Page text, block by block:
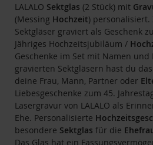
LALALO Sektglas (2 Stück) mit
(Messing Hochzeit) personalisiert.
Sektgläser graviert als Geschenk
Jähriges Hochzeitsjubiläum /
Geschenke im Set mit Namen
gravierten Sektgläsern hast du
deine Frau, Mann, Partner oder
Liebesgeschenke zum 45.
Lasergravur von LALALO als
Ehe. Personalisierte
besondere Sektglas für die
Das Glas hat ein